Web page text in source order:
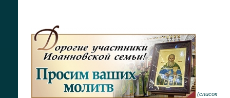
(список